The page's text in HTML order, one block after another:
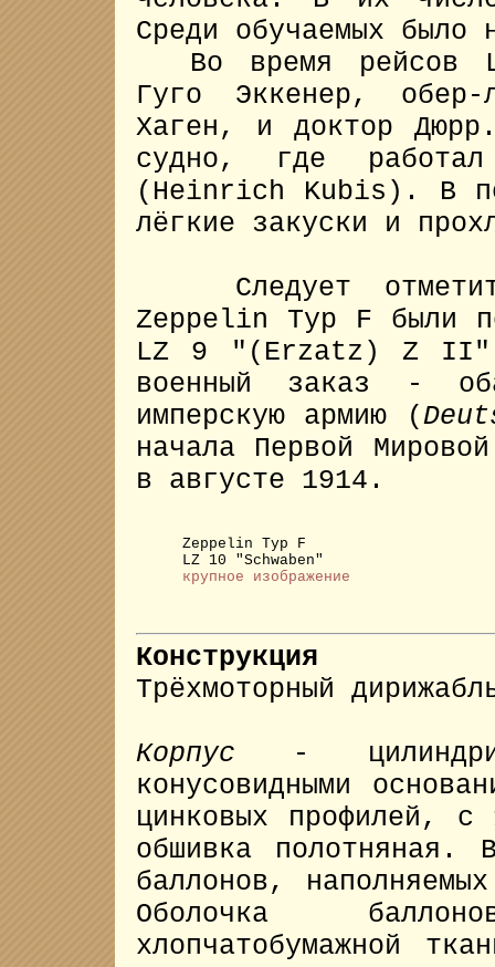
Среди обучаемых было
Во время рейсов
Гуго Эккенер, обер-
Хаген, и доктор
судно, где
(Heinrich Kubis). В
лёгкие закуски и
Следует
Zeppelin Typ F были
LZ 9 "(Erzatz) Z
военный заказ -
имперскую армию (
начала Первой
в августе 1914.
Zeppelin Typ F
LZ 10 "Schwaben"
крупное изображение
Конструкция
Трёхмоторный
Корпус -
конусовидными
цинковых профилей, с
обшивка полотняная.
баллонов,
Оболочка
хлопчатобумажной